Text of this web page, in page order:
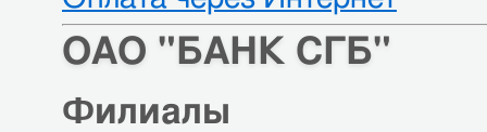
ОАО "БАНК СГБ"
Филиалы